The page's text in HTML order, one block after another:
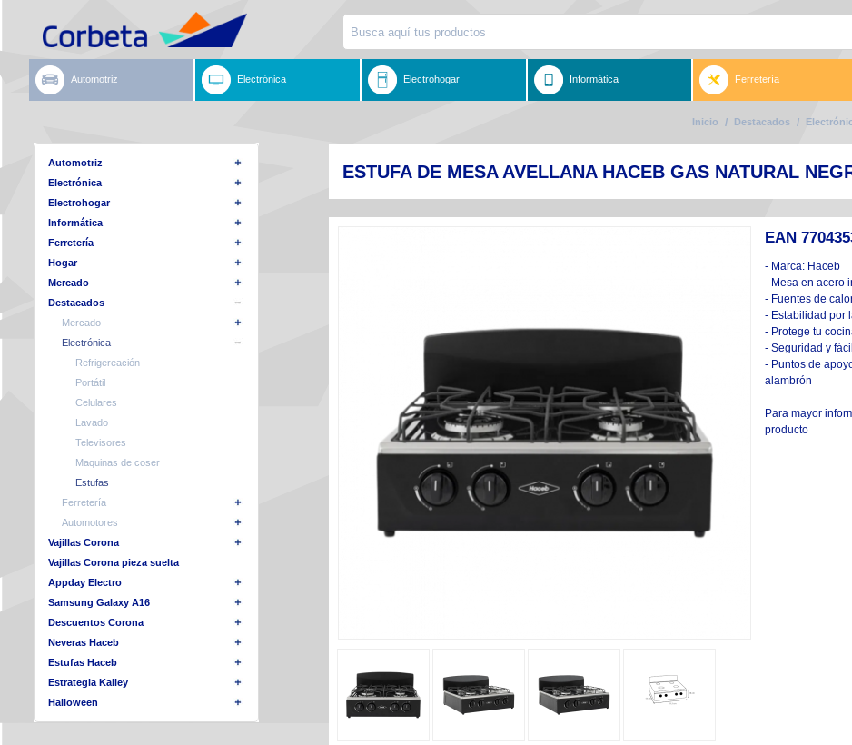
Automotriz Electrónica Electrohogar Informática Ferretería
Inicio / Destacados /
Automotriz
Electrónica
Electrohogar
Informática
Ferretería
Hogar
Mercado
Destacados
Mercado
Electrónica
Refrigereación
Portátil
Celulares
Lavado
Televisores
Maquinas de coser
Estufas
Ferretería
Automotores
Vajillas Corona
Vajillas Corona pieza suelta
Appday Electro
Samsung Galaxy A16
Descuentos Corona
Neveras Haceb
Estufas Haceb
Estrategia Kalley
Halloween
ESTUFA DE MESA AVELLANA HACEB GAS NATURAL
EAN
- Marca: Haceb
- Mesa en acero
- Fuentes de
- Estabilidad por
- Protege tu
- Seguridad y
- Puntos de
alambrón
Para mayor
producto